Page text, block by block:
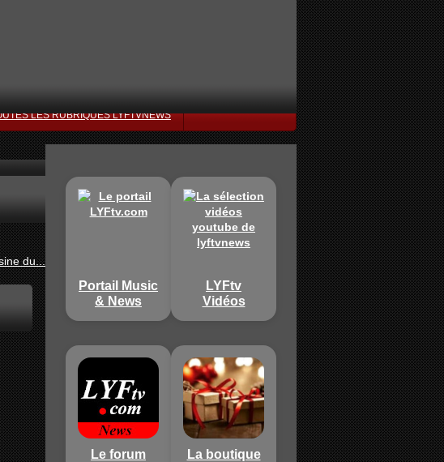
LES RUBRIQUES LYFTVNEWS
du...
Portail Music
& News
LYFtv
Vidéos
Le forum
La boutique